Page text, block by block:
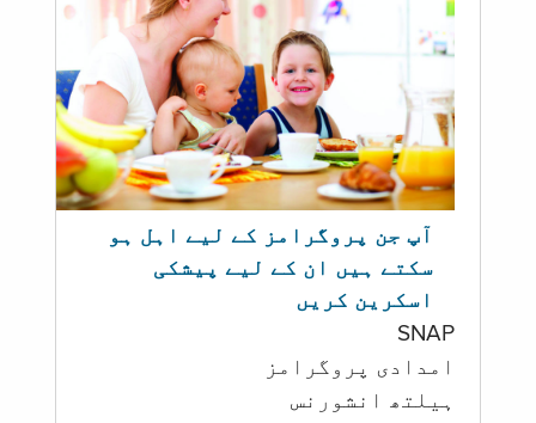
آپ جن پروگرامز کے لیے اہل ہو
سکتے ہیں ان کے لیے پیشکی
اسکرین کریں
SNAP
امدادی پروگرامز
‏ہیلتھ انشورنس